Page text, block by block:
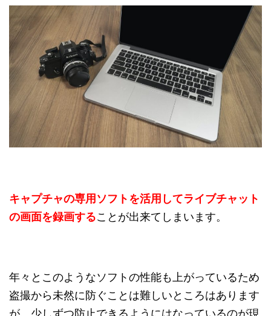
キャプチャの専用ソフトを活用してライブチャット
の画面を録画することが出来てしまいます。
年々とこのようなソフトの性能も上がっているため
盗撮から未然に防ぐことは難しいところはあります
が、少しずつ防止できるようにはなっているのが現